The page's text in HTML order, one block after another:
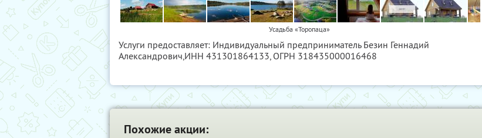
Усадьба «Торопаца»
Услуги предоставляет: Индивидуальный предприниматель Безин Геннадий
Александрович,ИНН 431301864133, ОГРН 318435000016468
Похожие акции: